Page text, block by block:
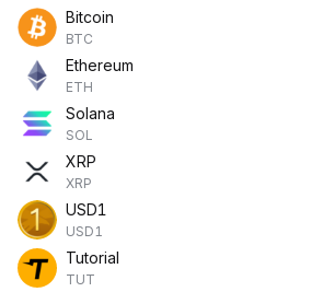
Bitcoin
BTC
Ethereum
ETH
Solana
SOL
XRP
XRP
USD1
USD1
Tutorial
TUT